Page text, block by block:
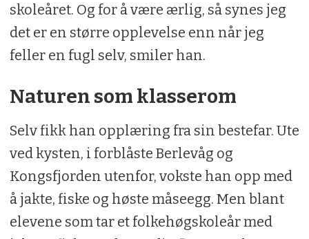
skoleåret. Og for å være ærlig, så synes jeg
det er en større opplevelse enn når jeg
feller en fugl selv, smiler han.
Naturen som klasserom
Selv fikk han opplæring fra sin bestefar. Ute
ved kysten, i forblåste Berlevåg og
Kongsfjorden utenfor, vokste han opp med
å jakte, fiske og høste måseegg. Men blant
elevene som tar et folkehøgskoleår med